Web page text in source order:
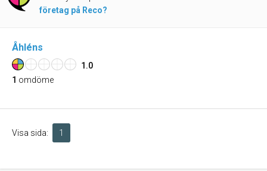
företag på Reco?
Åhléns
1.0
1 omdöme
Visa sida: 1